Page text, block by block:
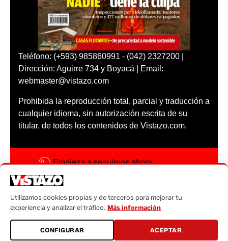
Teléfono: (+593) 985860991 - (042) 2327200 |
Dirección: Aguirre 734 y Boyacá | Email:
webmaster@vistazo.com
Prohibida la reproducción total, parcial y traducción a
cualquier idioma, sin autorización escrita de su
titular, de todos los contenidos de Vistazo.com.
Empieza a seguirnos ahora
Código ética
Sugerencias a:
sugerencias@vistazo.com
Utilizamos cookies propias y de terceros para mejorar tu
experiencia y analizar el tráfico. Más información
CONFIGURAR ACEPTAR